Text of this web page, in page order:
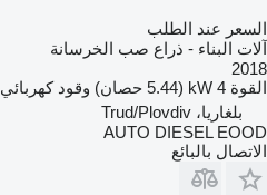
السعر عند الطلب
آلات البناء - ذراع صب الخرسانة
2018
القوة 4 kW (5.44 حصان) وقود كهربائي
بلغاريا، Trud/Plovdiv
AUTO DIESEL EOOD
الاتصال بالبائع